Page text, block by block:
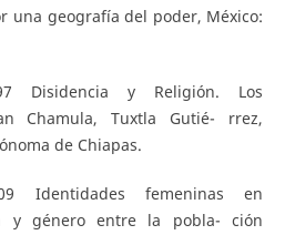
una geografía del poder, México:
Disidencia y Religión. Los
Chamula, Tuxtla Gutié- rrez,
de Chiapas.
Identidades femeninas en
y género entre la pobla- ción